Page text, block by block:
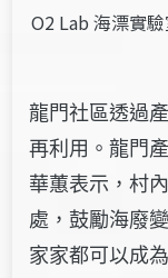
O2 Lab 海漂實
龍門社區透過
再利用。龍門
華蕙表示，村
處，鼓勵海廢
家家都可以成